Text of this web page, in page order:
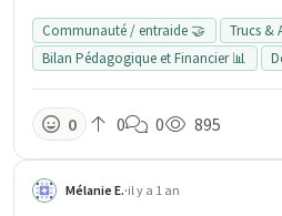
Communauté / entraide 🤝
Trucs &
Bilan Pédagogique et Financier 📊
0 0 0 895
Mélanie E.·il y a 1 an